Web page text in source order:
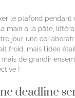
le plafond pendant
main à la pâte,
jour, une
froid, mais l’idée
mais de grandir
!
deadline